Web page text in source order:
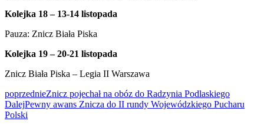
Kolejka 18 – 13-14 listopada
Pauza: Znicz Biała Piska
Kolejka 19 – 20-21 listopada
Znicz Biała Piska – Legia II Warszawa
poprzednieZnicz pojechał na obóz do Radzynia Podlaskiego
DalejPewny awans Znicza do II rundy Wojewódzkiego Pucharu
Polski